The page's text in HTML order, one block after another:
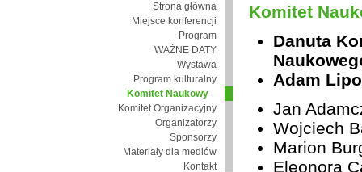
Strona główna
Miejsce konferencji
Program
WAŻNE DATY
Wystawa
Program kulturalny
Komitet Naukowy
Komitet Organizacyjny
Organizatorzy
Sponsorzy
Materiały dla mediów
Kontakt
Komitet
Danuta
Adam
Jan
Wojciech
Marion
Eleonora